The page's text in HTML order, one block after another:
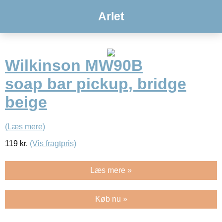
Arlet
Wilkinson MW90B
soap bar pickup, bridge
beige
(Læs mere)
119 kr. (Vis fragtpris)
Læs mere »
Køb nu »